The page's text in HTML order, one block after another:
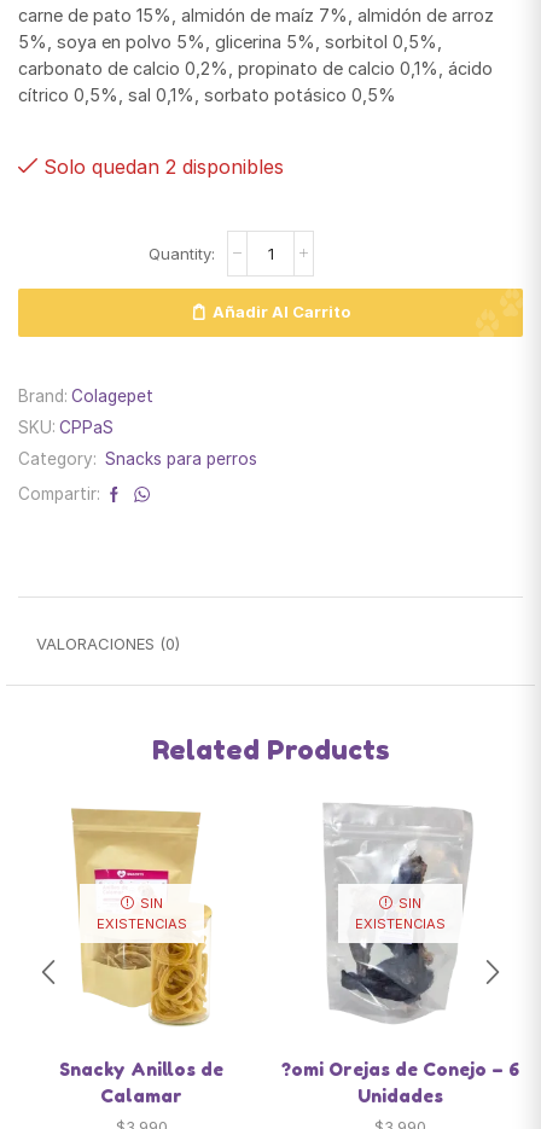
carne de pato 15%, almidón de maíz 7%, almidón de arroz
5%, soya en polvo 5%, glicerina 5%, sorbitol 0,5%,
carbonato de calcio 0,2%, propinato de calcio 0,1%, ácido
cítrico 0,5%, sal 0,1%, sorbato potásico 0,5%
Solo quedan 2 disponibles
Añadir Al Carrito
Brand: Colagepet
SKU: CPPaS
Category: Snacks para perros
Compartir:
VALORACIONES (0)
Related Products
SIN
EXISTENCIAS
Snacky Anillos de
Calamar
SIN
EXISTENCIAS
?omi Orejas de Conejo – 6
Unidades